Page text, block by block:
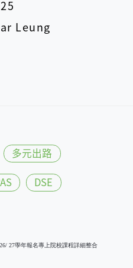
Leung
多元出路
DSE
27學年報名專上院校課程詳細整合